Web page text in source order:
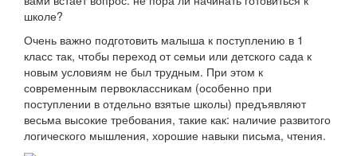
школе?
Очень важно подготовить малыша к поступлению в 1
класс так, чтобы переход от семьи или детского сада к
новым условиям не был трудным. При этом к
современным первоклассникам (особенно при
поступлении в отдельно взятые школы) предъявляют
весьма высокие требования, такие как: наличие развитого
логического мышления, хорошие навыки письма, чтения.